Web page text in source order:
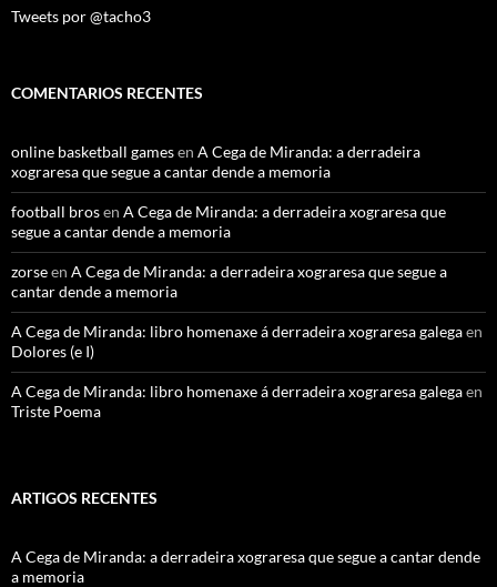
Tweets por @tacho3
COMENTARIOS RECENTES
online basketball gamesen A Cega de Miranda: a derradeira
xograresa que segue a cantar dende a memoria
football brosen A Cega de Miranda: a derradeira xograresa que
segue a cantar dende a memoria
zorseen A Cega de Miranda: a derradeira xograresa que segue a
cantar dende a memoria
A Cega de Miranda: libro homenaxe á derradeira xograresa galegaen
Dolores (e I)
A Cega de Miranda: libro homenaxe á derradeira xograresa galegaen
Triste Poema
ARTIGOS RECENTES
A Cega de Miranda: a derradeira xograresa que segue a cantar dende
a memoria